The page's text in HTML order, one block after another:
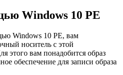
Windows 10 PE
Windows 10 PE, вам
носитель с этой
этого вам понадобится образ
обеспечение для записи образа